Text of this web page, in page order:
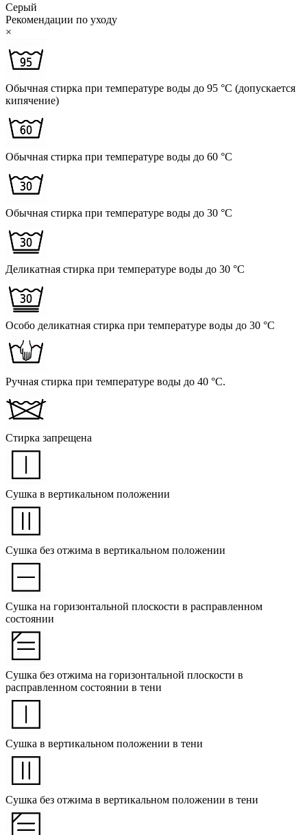
Серый
Рекомендации по уходу
×
Обычная стирка при температуре воды до 95 °C (допускается
кипячение)
Обычная стирка при температуре воды до 60 °C
Обычная стирка при температуре воды до 30 °C
Деликатная стирка при температуре воды до 30 °C
Особо деликатная стирка при температуре воды до 30 °C
Ручная стирка при температуре воды до 40 °C.
Стирка запрещена
Сушка в вертикальном положении
Сушка без отжима в вертикальном положении
Сушка на горизонтальной плоскости в расправленном
состоянии
Сушка без отжима на горизонтальной плоскости в
расправленном состоянии в тени
Сушка в вертикальном положении в тени
Сушка без отжима в вертикальном положении в тени